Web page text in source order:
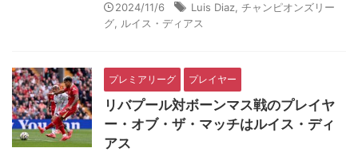
2024/11/6 Luis Diaz チャンピオンズリー
グ
ルイス・ディアス
プレミアリーグ プレイヤー
リバプール対ボーンマス戦のプレイヤ
ー・オブ・ザ・マッチはルイス・ディ
アス